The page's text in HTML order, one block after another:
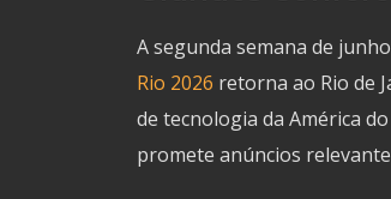
A segunda semana de
Rio 2026 retorna ao Rio de
de tecnologia da América
promete anúncios